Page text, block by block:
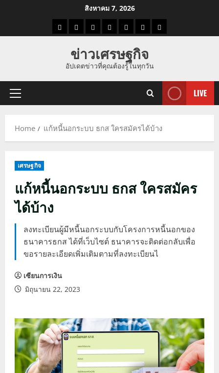
สิงหาคม 7, 2026
ราคาแนว
ราคา
ทอง
ข่าว
นี้
ข่าว
ดูด
ที่
ผู้ชาย
ข่าวเศรษฐกิจ
อัปเดตข่าวที่คุณต้องรู้ในทุกวัน
Primary
LIVE
Home แก้หนี้นอกระบบ ธกส ใครสมัครได้บ้าง
เศรษฐกิจ
แก้หนี้นอกระบบ ธกส ใครสมัคร
ได้บ้าง
ลงทะเบียนผู้มีหนี้นอกระบบกับโครงการหนี้นอกของ
ธนาคารธกส ได้ที่เว็บไซต์ ธนาคารจะติดต่อกลับเพื่อ
ขอรายละเอียดเพิ่มเติมตามที่ลงทะเบียนไ
เซียนการเงิน
มิถุนายน 22, 2023